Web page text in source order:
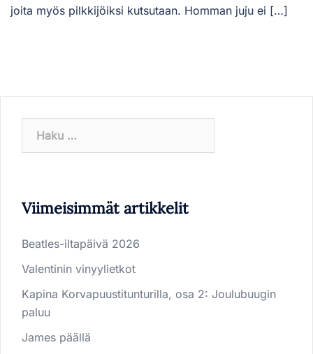
joita myös pilkkijöiksi kutsutaan. Homman juju ei […]
Viimeisimmät artikkelit
Beatles-iltapäivä 2026
Valentinin vinyylietkot
Kapina Korvapuustitunturilla, osa 2: Joulubuugin
paluu
James päällä